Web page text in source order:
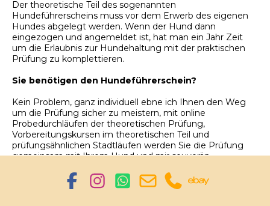
Der theoretische Teil des sogenannten
Hundeführerscheins muss vor dem Erwerb des eigenen
Hundes abgelegt werden. Wenn der Hund dann
eingezogen und angemeldet ist, hat man ein Jahr Zeit
um die Erlaubnis zur Hundehaltung mit der praktischen
Prüfung zu komplettieren.
Sie benötigen den Hundeführerschein?
Kein Problem, ganz individuell ebne ich Ihnen den Weg
um die Prüfung sicher zu meistern, mit online
Probedurchläufen der theoretischen Prüfung,
Vorbereitungskursen im theoretischen Teil und
prüfungsähnlichen Stadtläufen werden Sie die Prüfung
gemeinsam mit Ihrem Hund und mir souverän
Vorbereitung benötigen und wir machen zeitnah einen
Prüfungstermin aus.